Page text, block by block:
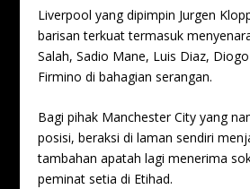
Liverpool yang dipimpin Jurgen
barisan terkuat termasuk
Salah, Sadio Mane, Luis Diaz,
Firmino di bahagian serangan.
Bagi pihak Manchester City yang
posisi, beraksi di laman sendiri
tambahan apatah lagi menerima
peminat setia di Etihad.